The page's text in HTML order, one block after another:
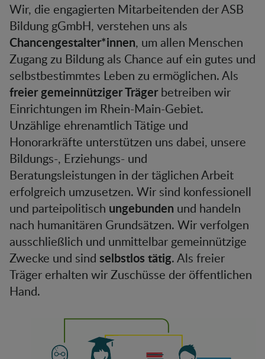
Wir, die engagierten Mitarbeitenden der ASB
Bildung gGmbH, verstehen uns als
Chancengestalter*innen, um allen Menschen
Zugang zu Bildung als Chance auf ein gutes und
selbstbestimmtes Leben zu ermöglichen. Als
freier gemeinnütziger Trägerbetreiben wir
Einrichtungen im Rhein-Main-Gebiet.
Unzählige ehrenamtlich Tätige und
Honorarkräfte unterstützen uns dabei, unsere
Bildungs-, Erziehungs- und
Beratungsleistungen in der täglichen Arbeit
erfolgreich umzusetzen. Wir sind konfessionell
und parteipolitisch ungebunden und handeln
nach humanitären Grundsätzen. Wir verfolgen
ausschließlich und unmittelbar gemeinnützige
Zwecke und sind selbstlos tätig. Als freier
Träger erhalten wir Zuschüsse der öffentlichen
Hand.